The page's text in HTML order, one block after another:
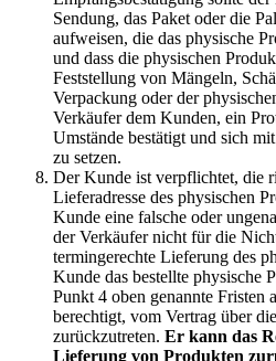
Sendung, das Paket oder die
aufweisen, die das physische
und dass die physischen
Feststellung von Mängeln,
Verpackung oder der
Verkäufer dem Kunden, ein
Umstände bestätigt und sich
zu setzen.
Der Kunde ist verpflichtet, die
Lieferadresse des physischen
Kunde eine falsche oder
der Verkäufer nicht für die
termingerechte Lieferung des
Kunde das bestellte physische
Punkt 4 oben genannte Fristen
berechtigt, vom Vertrag über
zurückzutreten. Er kann das
Lieferung von Produkten